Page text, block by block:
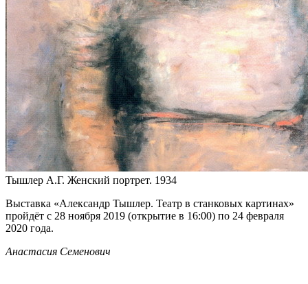
Тышлер А.Г. Женский портрет. 1934
Выставка «Александр Тышлер. Театр в станковых картинах»
пройдёт с 28 ноября 2019 (открытие в 16:00) по 24 февраля
2020 года.
Анастасия Семенович